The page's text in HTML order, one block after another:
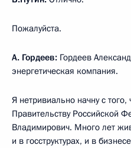
Пожалуйста.
А. Гордеев: Гордеев
энергетическая компания.
Я нетривиально начну с
Правительству Российской
Владимирович. Много лет
и в госструктурах, и в